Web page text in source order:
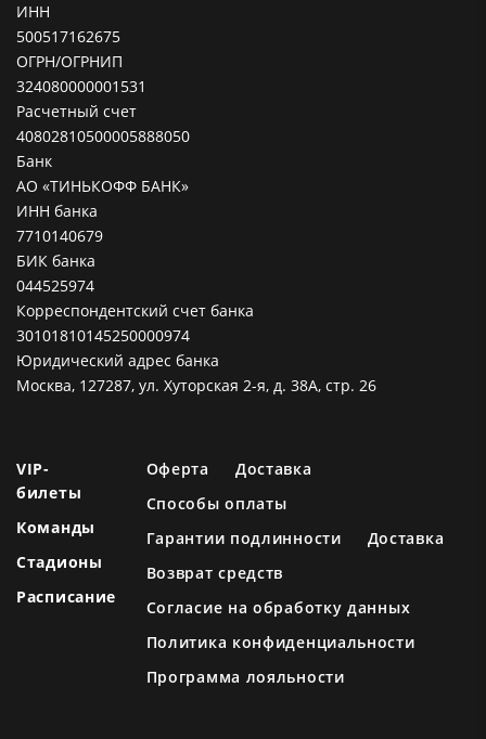
ИНН
500517162675
ОГРН/ОГРНИП
324080000001531
Расчетный счет
40802810500005888050
Банк
АО «ТИНЬКОФФ БАНК»
ИНН банка
7710140679
БИК банка
044525974
Корреспондентский счет банка
30101810145250000974
Юридический адрес банка
Москва, 127287, ул. Хуторская 2-я, д. 38А, стр. 26
VIP-
билеты
Команды
Стадионы
Расписание
Оферта
Доставка
Способы оплаты
Гарантии подлинности
Доставка
Возврат средств
Согласие на обработку данных
Политика конфиденциальности
Программа лояльности